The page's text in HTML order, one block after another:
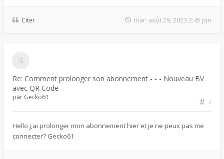
Citer mar. août 29, 2023 2:45 pm
Re: Comment prolonger son abonnement - - - Nouveau BV
avec QR Code
7
par Gecko61
Hello j,ai prolonger mon abonnement hier et je ne peux pas me
connecter? Gecko61